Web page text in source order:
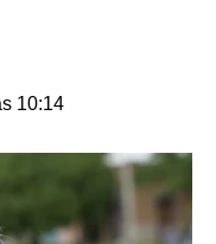
10:14